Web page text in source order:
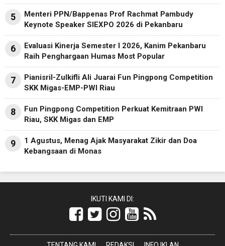
5
Menteri PPN/Bappenas Prof Rachmat Pambudy
Keynote Speaker SIEXPO 2026 di Pekanbaru
6
Evaluasi Kinerja Semester I 2026, Kanim Pekanbaru
Raih Penghargaan Humas Most Popular
7
Pianisril-Zulkifli Ali Juarai Fun Pingpong Competition
SKK Migas-EMP-PWI Riau
8
Fun Pingpong Competition Perkuat Kemitraan PWI
Riau, SKK Migas dan EMP
9
1 Agustus, Menag Ajak Masyarakat Zikir dan Doa
Kebangsaan di Monas
IKUTI KAMI DI: